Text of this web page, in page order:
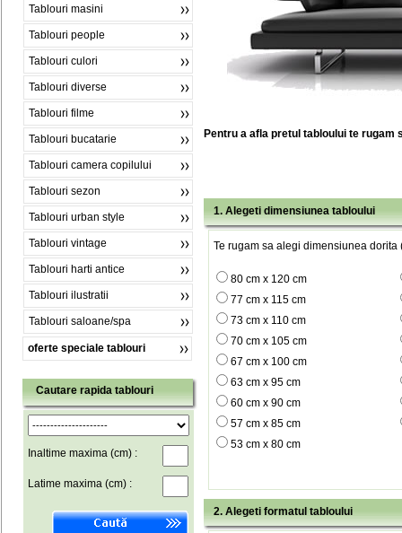
Tablouri masini
Tablouri people
Tablouri culori
Tablouri diverse
Tablouri filme
Tablouri bucatarie
Tablouri camera copilului
Tablouri sezon
Tablouri urban style
Tablouri vintage
Tablouri harti antice
Tablouri ilustratii
Tablouri saloane/spa
oferte speciale tablouri
Cautare rapida tablouri
Inaltime maxima (cm) :
Latime maxima (cm) :
Pentru a afla pretul tabloului te rugam
1. Alegeti dimensiunea tabloului
Te rugam sa alegi dimensiunea dorita
80 cm x 120 cm
77 cm x 115 cm
73 cm x 110 cm
70 cm x 105 cm
67 cm x 100 cm
63 cm x 95 cm
60 cm x 90 cm
57 cm x 85 cm
53 cm x 80 cm
2. Alegeti formatul tabloului